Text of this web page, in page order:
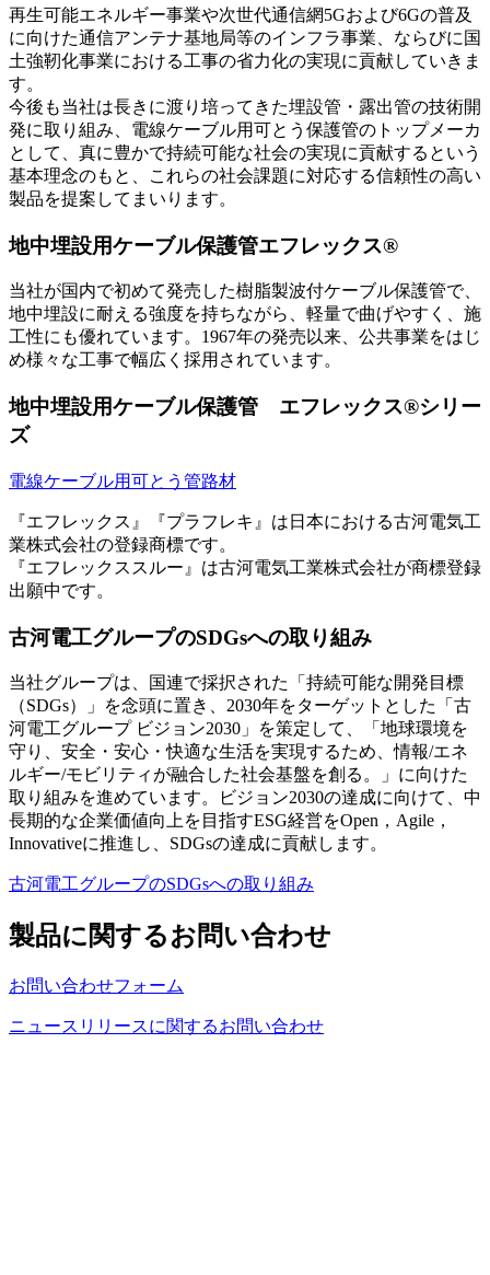
再生可能エネルギー事業や次世代通信網5Gおよび6Gの普及
に向けた通信アンテナ基地局等のインフラ事業、ならびに国
土強靭化事業における工事の省力化の実現に貢献していきま
す。
今後も当社は長きに渡り培ってきた埋設管・露出管の技術開
発に取り組み、電線ケーブル用可とう保護管のトップメーカ
として、真に豊かで持続可能な社会の実現に貢献するという
基本理念のもと、これらの社会課題に対応する信頼性の高い
製品を提案してまいります。
地中埋設用ケーブル保護管エフレックス®
当社が国内で初めて発売した樹脂製波付ケーブル保護管で、
地中埋設に耐える強度を持ちながら、軽量で曲げやすく、施
工性にも優れています。1967年の発売以来、公共事業をはじ
め様々な工事で幅広く採用されています。
地中埋設用ケーブル保護管 エフレックス®シリー
ズ
電線ケーブル用可とう管路材
『エフレックス』『プラフレキ』は日本における古河電気工
業株式会社の登録商標です。
『エフレックススルー』は古河電気工業株式会社が商標登録
出願中です。
古河電工グループのSDGsへの取り組み
当社グループは、国連で採択された「持続可能な開発目標
（SDGs）」を念頭に置き、2030年をターゲットとした「古
河電工グループ ビジョン2030」を策定して、「地球環境を
守り、安全・安心・快適な生活を実現するため、情報/エネ
ルギー/モビリティが融合した社会基盤を創る。」に向けた
取り組みを進めています。ビジョン2030の達成に向けて、中
長期的な企業価値向上を目指すESG経営をOpen，Agile，
Innovativeに推進し、SDGsの達成に貢献します。
古河電工グループのSDGsへの取り組み
製品に関するお問い合わせ
お問い合わせフォーム
ニュースリリースに関するお問い合わせ